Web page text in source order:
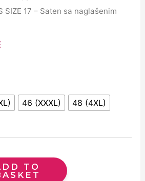
SIZE 17 – Saten sa naglašenim
46 (XXXL) 48 (4XL)
TO